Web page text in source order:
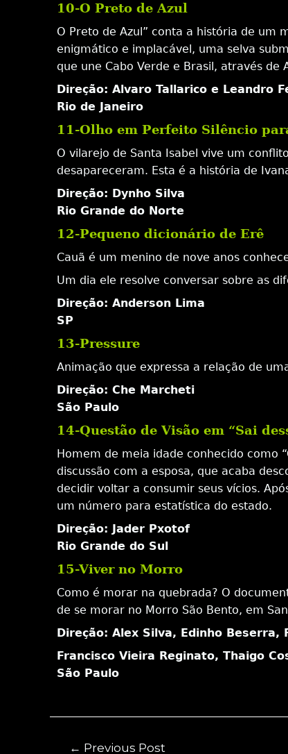
10-O Preto de Azul
O Preto de Azul” conta a história de um
enigmático e implacável, uma selva
que une Cabo Verde e Brasil, através de
Direção: Alvaro Tallarico e Leandro
Rio de Janeiro
11-Olho em Perfeito Silêncio
O vilarejo de Santa Isabel vive um
desapareceram. Esta é a história de
Direção: Dynho Silva
Rio Grande do Norte
12-Pequeno dicionário de Erê
Cauã é um menino de nove anos
Um dia ele resolve conversar sobre as
Direção: Anderson Lima
SP
13-Pressure
Animação que expressa a relação de
Direção: Che Marcheti
São Paulo
14-Questão de Visão em “Sai
Homem de meia idade conhecido como
discussão com a esposa, que acaba
decidir voltar a consumir seus vícios.
um número para estatística do estado.
Direção: Jader Pxotof
Rio Grande do Sul
15-Viver no Morro
Como é morar na quebrada? O
de se morar no Morro São Bento, em
Direção: Alex Silva, Edinho Beserra,
Francisco Vieira Reginato, Thaigo
São Paulo
← Previous Post